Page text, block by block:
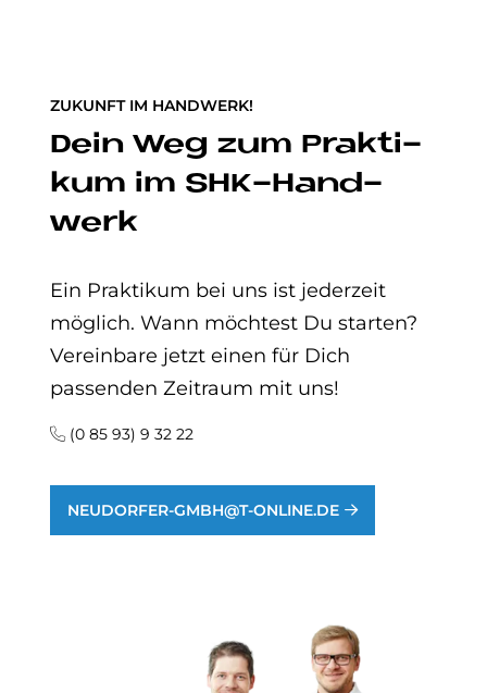
ZUKUNFT IM HANDWERK!
Dein Weg zum Prak­ti­
kum im SHK-Hand­
werk
Ein Praktikum bei uns ist jederzeit
möglich. Wann möchtest Du starten?
Vereinbare jetzt einen für Dich
passenden Zeitraum mit uns!
(0 85 93) 9 32 22
NEUDORFER-GMBH@T-ONLINE.DE